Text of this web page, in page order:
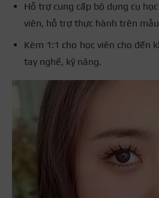
Hỗ trợ cung cấp bộ dụng cụ
viên, hỗ trợ thực hành trên
Kèm 1:1 cho học viên cho đến
tay nghề, kỹ năng.